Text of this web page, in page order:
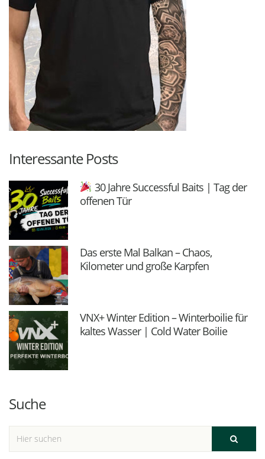
Interessante Posts
30 Jahre Successful Baits | Tag der
offenen Tür
Das erste Mal Balkan – Chaos,
Kilometer und große Karpfen
VNX+ Winter Edition – Winterboilie für
kaltes Wasser | Cold Water Boilie
Suche